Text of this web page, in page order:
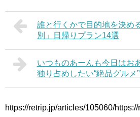
誰と行くかで目的地を決め
別」日帰りプラン14選
いつものあーんも今日はお
独り占めしたい“絶品グルメ
https://retrip.jp/articles/105060/